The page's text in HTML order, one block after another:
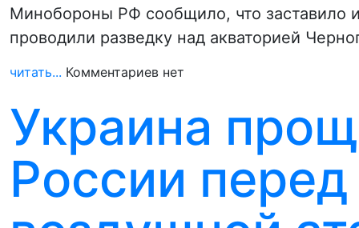
Минобороны РФ сообщило, что заставило
проводили разведку над акваторией
читать... Комментариев нет
Украина
России